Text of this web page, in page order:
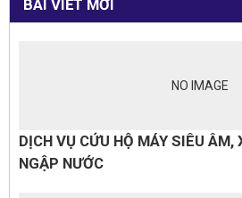
BÀI VIẾT MỚI
NO IMAGE
DỊCH VỤ CỨU HỘ MÁY SIÊU ÂM,
NGẬP NƯỚC